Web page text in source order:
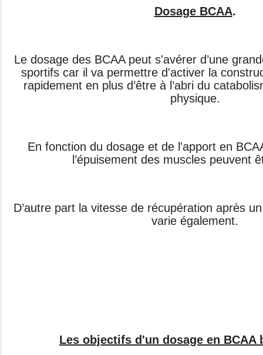
Dosage BCAA.
Le dosage des BCAA peut s'avérer d’une
sportifs car il va permettre d'activer la
rapidement en plus d’être à l’abri du
physique.
En fonction du dosage et de l'apport en
l’épuisement des muscles peuvent
D’autre part la vitesse de récupération après
varie également.
Les objectifs d'un dosage en BCAA